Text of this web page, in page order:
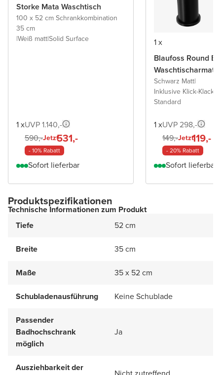
Storke Mata Waschtisch
100 x 52 cm Schrankkombination
35 cm
|Weiß matt|Solid Surface
1 xUVP 1.140,-
590,-Jetzt531,-
- 10% Rabatt
Sofort lieferbar
1 x
Blaufoss Round
Schwarz Matt|
Inklusive Klick-Klack
Standard
1 xUVP 298,-
149,-Jetzt119,-
- 20% Rabatt
Sofort lieferbar
Produktspezifikationen
Technische Informationen zum Produkt
Tiefe
52 cm
Breite 35 cm
Maße 35 x 52 cm
Schubladenausführung Keine Schublade
Passender
Badhochschrank
möglich
Ja
Ausziehbarkeit der